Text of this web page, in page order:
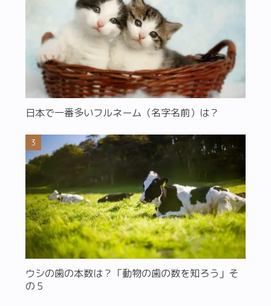
日本で一番多いフルネーム（名字名前）は？
ウシの歯の本数は？「動物の歯の数を知ろう」そ
の５